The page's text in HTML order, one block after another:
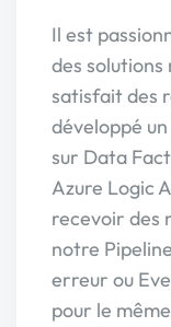
Il est
des
satisfait des
développé
sur Data
Azure Logic
recevoir des
notre
erreur ou
pour le